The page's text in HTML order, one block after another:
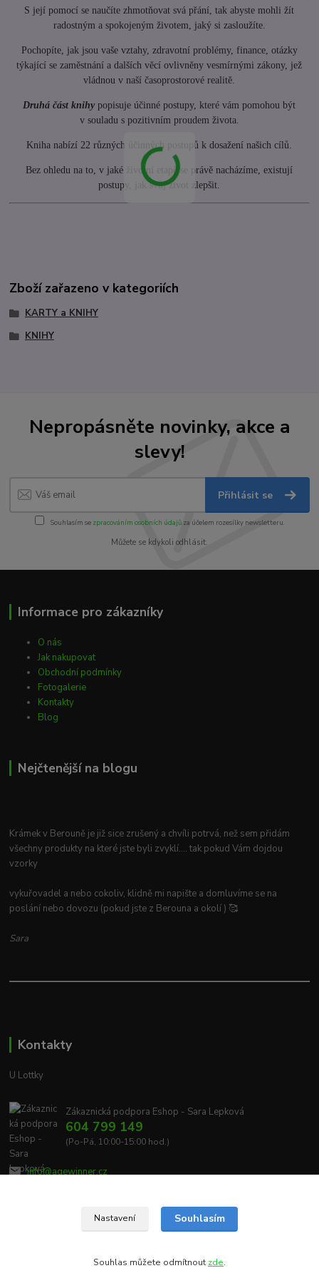
S její pomocí se naučíte zhmotňovat svá přání, tak abyste mohli žít
radostným a spokojeným životem, jaký si zasloužíte.
Pochopíte, jak jsou vaše vztahy, zdravotní problémy, finance, otázky
týkající se zaměstnání a dalších věcí ovlivněny vesmírnými zákony, jež
vládnou v naší časoprostorové realitě.
Druhá část knihy popisuje účinné postupy, které vám pomohou být
v souladu s pozitivním proudem života.
Kniha nabízí 22 různých účinných postupů k dosažení našich cílů.
Bez ohledu na to, v jaké životní etapě se právě nacházíme, existují
postupy, jak svůj život zlepšit.
Zboží zařazeno v kategoriích
KARTY a KNIHY
KNIHY
Nepropásněte novinky, akce a
slevy!
Přihlásit se
Souhlasím se zpracováním osobních údajůza účelem rozesílky newsletteru.
Můžete se kdykoli odhlásit.
Informace pro zákazníky
O nás
Jak nakupovat
Obchodní podmínky
Fotogalerie
Kontakty
Blog
Nejčtenější na blogu
Krámek v Berouně je již sice zrušený a chvíli potrvá, než sem přidám
všechny produkty na které jste byli zvyklí.... tak pokud Vám dojdou
vzorky
vykuřovadel a nebo cokoliv, klidně mi napište a domluvíme se na
poslání nebo dovozu (pokud jste z Berouna a okolí ) 🥰
Sara
Kontakty
U Lottky
Zákaznická podpora Eshop - Sara Lepková
604 799 149
(Po-Pá, 10:00-15:00 hod.)
info@agewinner.cz
Nastavení Souhlasím
Souhlas můžete odmítnout zde.